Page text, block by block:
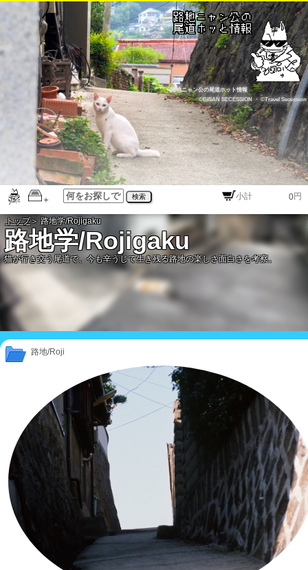
路地ニャン公の尾道ホット情報
©BISAN SECESSION
・©Travel Secession
検索 円
トップ＞ 路地学/Rojigaku
路地学/Rojigaku
猫が行き交う尾道で、今も辛うじて生き残る路地の楽しさ面白さを考察。
路地/Roji